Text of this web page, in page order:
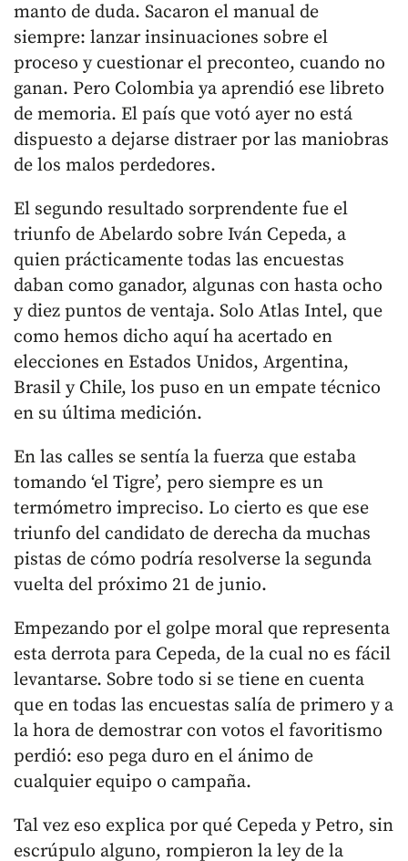
manto de duda. Sacaron el manual de
siempre: lanzar insinuaciones sobre el
proceso y cuestionar el preconteo, cuando no
ganan. Pero Colombia ya aprendió ese libreto
de memoria. El país que votó ayer no está
dispuesto a dejarse distraer por las maniobras
de los malos perdedores.
El segundo resultado sorprendente fue el
triunfo de Abelardo sobre Iván Cepeda, a
quien prácticamente todas las encuestas
daban como ganador, algunas con hasta ocho
y diez puntos de ventaja. Solo Atlas Intel, que
como hemos dicho aquí ha acertado en
elecciones en Estados Unidos, Argentina,
Brasil y Chile, los puso en un empate técnico
en su última medición.
En las calles se sentía la fuerza que estaba
tomando ‘el Tigre’, pero siempre es un
termómetro impreciso. Lo cierto es que ese
triunfo del candidato de derecha da muchas
pistas de cómo podría resolverse la segunda
vuelta del próximo 21 de junio.
Empezando por el golpe moral que representa
esta derrota para Cepeda, de la cual no es fácil
levantarse. Sobre todo si se tiene en cuenta
que en todas las encuestas salía de primero y a
la hora de demostrar con votos el favoritismo
perdió: eso pega duro en el ánimo de
cualquier equipo o campaña.
Tal vez eso explica por qué Cepeda y Petro, sin
escrúpulo alguno, rompieron la ley de la